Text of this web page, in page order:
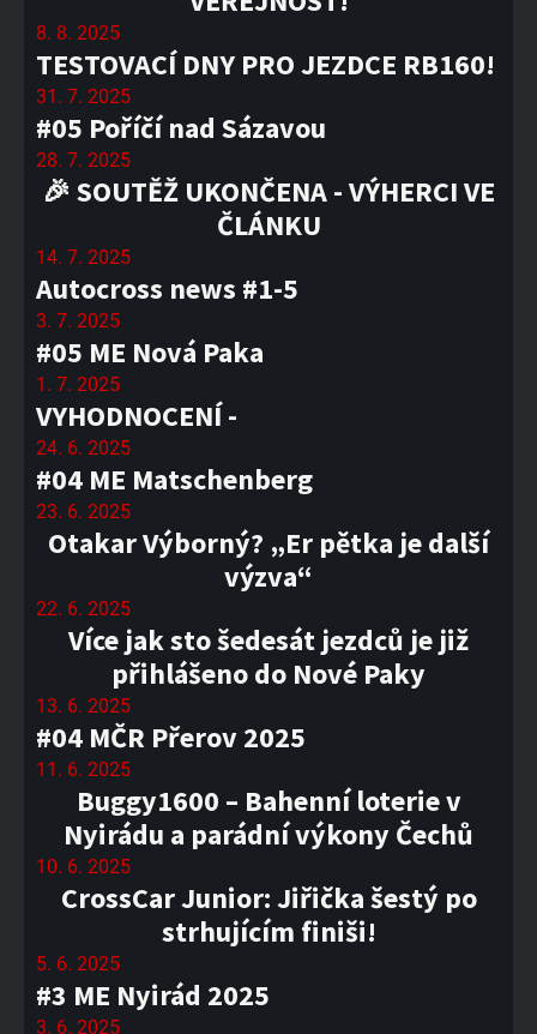
8. 8. 2025
TESTOVACÍ DNY PRO JEZDCE RB160!
31. 7. 2025
#05 Poříčí nad Sázavou
28. 7. 2025
🎉 SOUTĚŽ UKONČENA - VÝHERCI VE
ČLÁNKU
14. 7. 2025
Autocross news #1-5
3. 7. 2025
#05 ME Nová Paka
1. 7. 2025
VYHODNOCENÍ -
24. 6. 2025
#04 ME Matschenberg
23. 6. 2025
Otakar Výborný? „Er pětka je další
výzva“
22. 6. 2025
Více jak sto šedesát jezdců je již
přihlášeno do Nové Paky
13. 6. 2025
#04 MČR Přerov 2025
11. 6. 2025
Buggy1600 – Bahenní loterie v
Nyirádu a parádní výkony Čechů
10. 6. 2025
CrossCar Junior: Jiřička šestý po
strhujícím finiši!
5. 6. 2025
#3 ME Nyirád 2025
3. 6. 2025